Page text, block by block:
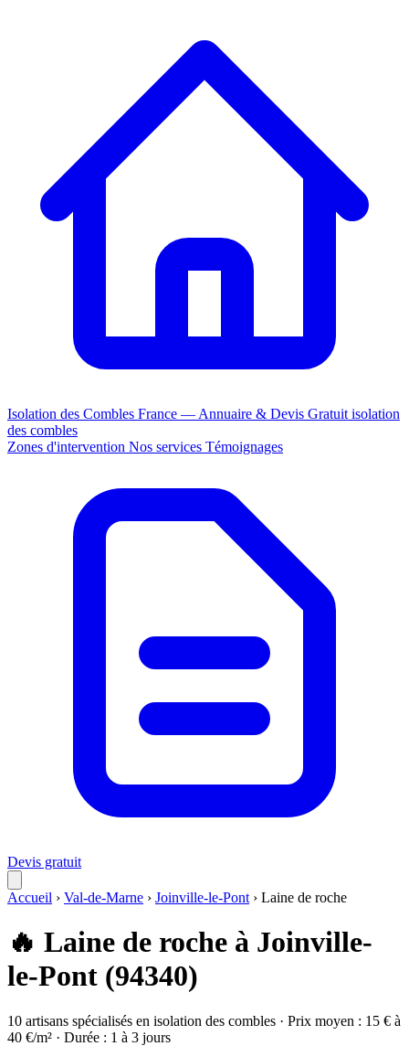
Isolation des Combles France — Annuaire & Devis Gratuit isolation
des combles
Zones d'intervention Nos services Témoignages
Devis gratuit
Accueil › Val-de-Marne › Joinville-le-Pont › Laine de roche
🔥 Laine de roche à Joinville-
le-Pont (94340)
10 artisans spécialisés en isolation des combles · Prix moyen : 15 € à
40 €/m² · Durée : 1 à 3 jours